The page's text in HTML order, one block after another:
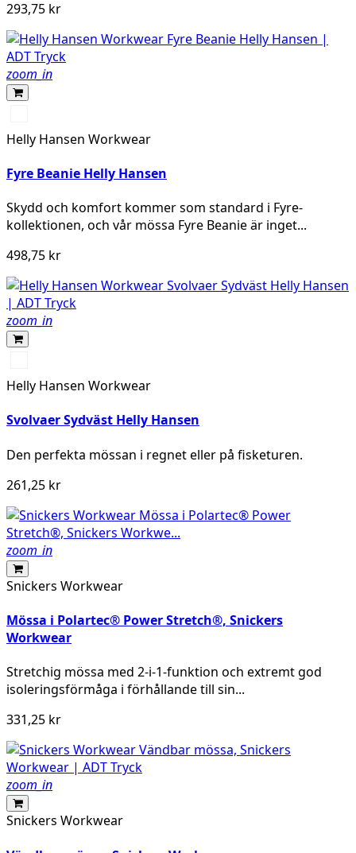
293,75 kr
zoom_in
EBONY
Helly Hansen Workwear
Fyre Beanie Helly Hansen
Skydd och komfort kommer som standard i Fyre-
kollektionen, och vår mössa Fyre Beanie är inget...
498,75 kr
zoom_in
LIGHT
YELLOW
Helly Hansen Workwear
Svolvaer Sydväst Helly Hansen
Den perfekta mössan i regnet eller på fisketuren.
261,25 kr
zoom_in
Snickers Workwear
Mössa i Polartec® Power Stretch®, Snickers
Workwear
Stretchig mössa med 2-i-1-funktion och extremt god
isoleringsförmåga i förhållande till sin...
331,25 kr
zoom_in
Snickers Workwear